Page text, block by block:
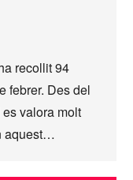
recollit 94
febrer. Des del
valora molt
aquest…